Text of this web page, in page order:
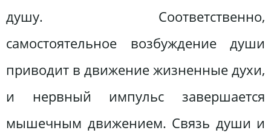
душу. Соответственно,
самостоятельное возбуждение души
приводит в движение жизненные духи,
и нервный импульс завершается
мышечным движением. Связь души и